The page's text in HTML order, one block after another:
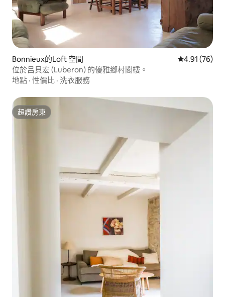
Bonnieux的Loft 空間 從 76 則評價
4.91 (76)
位於吕貝宏 (Luberon) 的優雅鄉村閣樓。
地點 · 性價比 · 洗衣服務
超讚房東
超讚房東